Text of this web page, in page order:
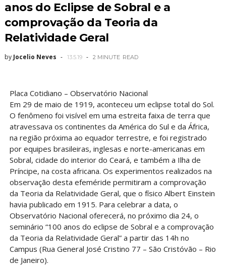
anos do Eclipse de Sobral e a
comprovação da Teoria da
Relatividade Geral
by Jocelio Neves 13.5.19 2 MINUTE READ
Placa Cotidiano – Observatório Nacional
Em 29 de maio de 1919, aconteceu um eclipse total do Sol.
O fenômeno foi visível em uma estreita faixa de terra que
atravessava os continentes da América do Sul e da África,
na região próxima ao equador terrestre, e foi registrado
por equipes brasileiras, inglesas e norte-americanas em
Sobral, cidade do interior do Ceará, e também a Ilha de
Príncipe, na costa africana. Os experimentos realizados na
observação desta efeméride permitiram a comprovação
da Teoria da Relatividade Geral, que o físico Albert Einstein
havia publicado em 1915. Para celebrar a data, o
Observatório Nacional oferecerá, no próximo dia 24, o
seminário “100 anos do eclipse de Sobral e a comprovação
da Teoria da Relatividade Geral” a partir das 14h no
Campus (Rua General José Cristino 77 – São Cristóvão – Rio
de Janeiro).